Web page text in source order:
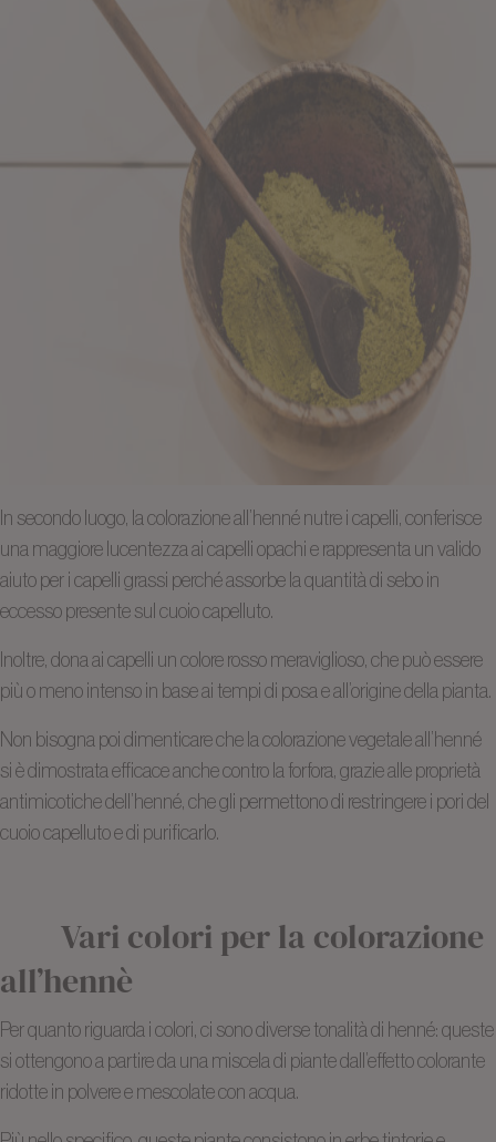
In secondo luogo, la colorazione all’henné nutre i capelli, conferisce
una maggiore lucentezza ai capelli opachi e rappresenta un valido
aiuto per i capelli grassi perché assorbe la quantità di sebo in
eccesso presente sul cuoio capelluto.
Inoltre, dona ai capelli un colore rosso meraviglioso, che può essere
più o meno intenso in base ai tempi di posa e all’origine della pianta.
Non bisogna poi dimenticare che la colorazione vegetale all’henné
si è dimostrata efficace anche contro la forfora, grazie alle proprietà
antimicotiche dell’henné, che gli permettono di restringere i pori del
cuoio capelluto e di purificarlo.
Vari colori per la colorazione
all’hennè
Per quanto riguarda i colori, ci sono diverse tonalità di henné: queste
si ottengono a partire da una miscela di piante dall’effetto colorante
ridotte in polvere e mescolate con acqua.